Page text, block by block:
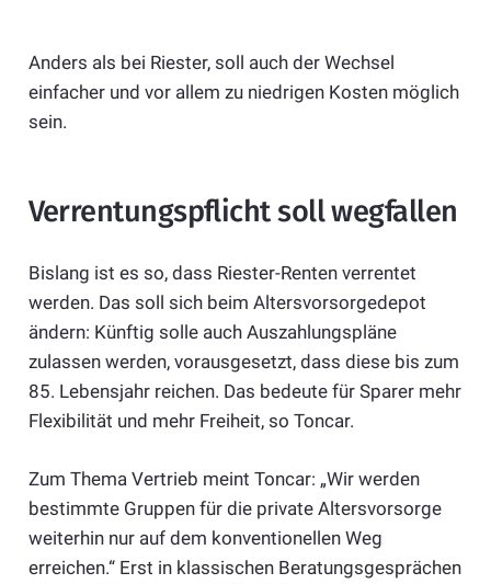
Anders als bei Riester, soll auch der Wechsel
einfacher und vor allem zu niedrigen Kosten möglich
sein.
Verrentungspflicht soll wegfallen
Bislang ist es so, dass Riester-Renten verrentet
werden. Das soll sich beim Altersvorsorgedepot
ändern: Künftig solle auch Auszahlungspläne
zulassen werden, vorausgesetzt, dass diese bis zum
85. Lebensjahr reichen. Das bedeute für Sparer mehr
Flexibilität und mehr Freiheit, so Toncar.
Zum Thema Vertrieb meint Toncar: „Wir werden
bestimmte Gruppen für die private Altersvorsorge
weiterhin nur auf dem konventionellen Weg
erreichen.“ Erst in klassischen Beratungsgesprächen